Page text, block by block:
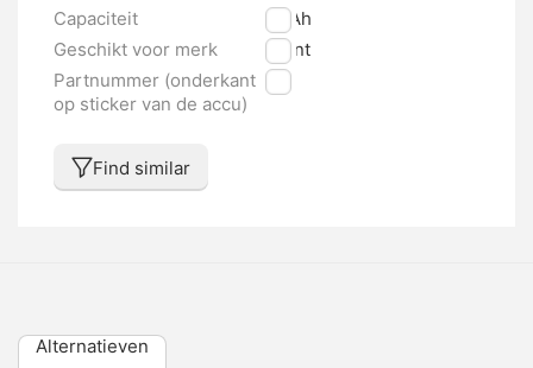
Capaciteit
17 Ah
Geschikt voor merk
Giant
Partnummer (onderkant
op sticker van de accu)
nvt
Find similar
Alternatieven